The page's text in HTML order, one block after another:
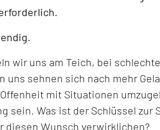
wir uns am Teich, bei
uns sehnen sich nach mehr
mit Situationen
sein. Was ist der Schlüssel zur
diesen Wunsch verwirklichen?